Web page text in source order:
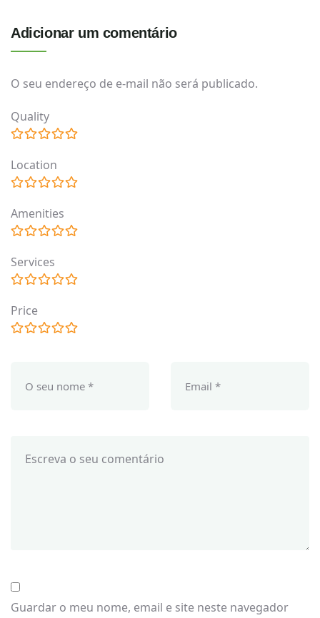
Adicionar um comentário
O seu endereço de e-mail não será publicado.
Guardar o meu nome, email e site neste navegador
Quality
Location
Amenities
Services
Price